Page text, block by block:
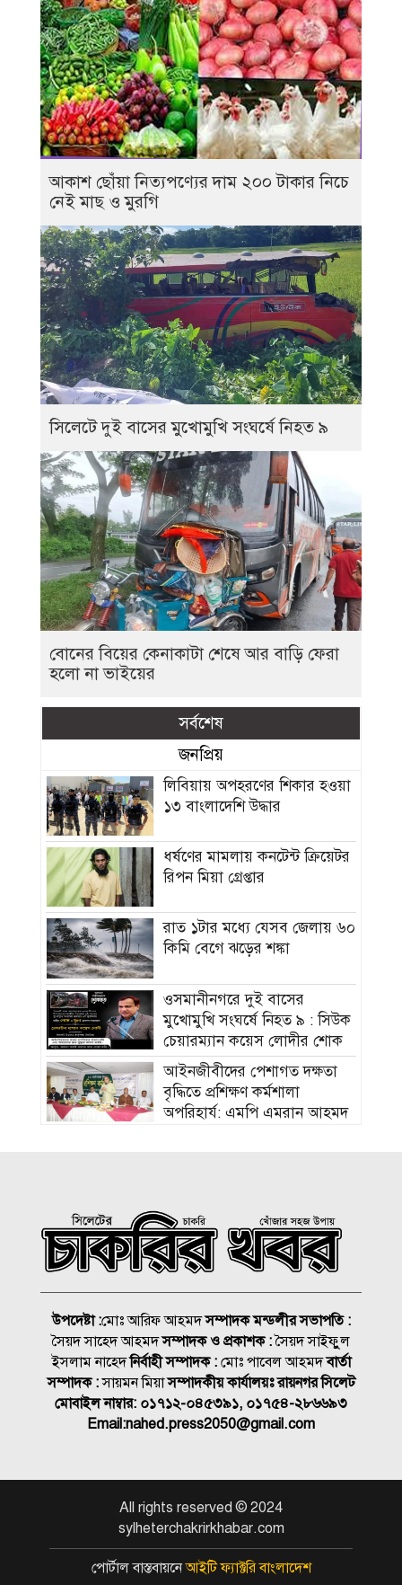
আকাশ ছোঁয়া নিত্যপণ্যের দাম ২০০ টাকার নিচে
নেই মাছ ও মুরগি
সিলেটে দুই বাসের মুখোমুখি সংঘর্ষে নিহত ৯
বোনের বিয়ের কেনাকাটা শেষে আর বাড়ি ফেরা
হলো না ভাইয়ের
সর্বশেষ
জনপ্রিয়
লিবিয়ায় অপহরণের শিকার হওয়া
১৩ বাংলাদেশি উদ্ধার
ধর্ষণের মামলায় কনটেন্ট ক্রিয়েটর
রিপন মিয়া গ্রেপ্তার
রাত ১টার মধ্যে যেসব জেলায় ৬০
কিমি বেগে ঝড়ের শঙ্কা
ওসমানীনগরে দুই বাসের
মুখোমুখি সংঘর্ষে নিহত ৯ : সিউক
চেয়ারম্যান কয়েস লোদীর শোক
‎আইনজীবীদের পেশাগত দক্ষতা
বৃদ্ধিতে প্রশিক্ষণ কর্মশালা
অপরিহার্য: এমপি এমরান আহমদ
হামের উপসর্গে আরও ৩ শিশুর
মৃত্যু
২০০ টাকার নিচে নেই মাছ ও
মুরগি
সিলেটে দুই বাসের মুখোমুখি
সংঘর্ষে নিহত ৯
শাহজালাল জামেয়া ইসলামিয়ায়
সম্পন্ন
উপদেষ্টা :মোঃ আরিফ আহমদসম্পাদক মন্ডলীর সভাপতি :
সৈয়দ সাহেদ আহমদসম্পাদক ও প্রকাশক :সৈয়দ সাইফুুল
ইসলাম নাহেদনির্বাহী সম্পাদক :মোঃ পাবেল আহমদবার্তা
সম্পাদক :সায়মন মিয়াসম্পাদকীয় কার্যালয়ঃ রায়নগর সিলেট
মোবাইল নাম্বার: ০১৭১২-০৪৫৩৯১, ০১৭৫৪-২৮৬৬৯৩
Email:nahed.press2050@gmail.com
All rights reserved © 2024
sylheterchakrirkhabar.com
পোর্টাল বাস্তবায়নেআইটি ফ্যাক্টরি বাংলাদেশ